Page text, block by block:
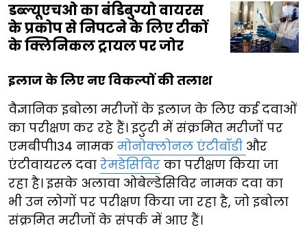
डब्ल्यूएचओ का बंडिबुग्यो वायरस
के प्रकोप से निपटने के लिए टीकों
के क्लिनिकल ट्रायल पर जोर
इलाज के लिए नए विकल्पों की तलाश
वैज्ञानिक इबोला मरीजों के इलाज के लिए कई दवाओं
का परीक्षण कर रहे हैं। इटुरी में संक्रमित मरीजों पर
एमबीपी134 नामक मोनोक्लोनल एंटीबॉडी और
एंटीवायरल दवा रेमडेसिविर का परीक्षण किया जा
रहा है। इसके अलावा ओबेल्डेसिविर नामक दवा का
भी उन लोगों पर परीक्षण किया जा रहा है, जो इबोला
संक्रमित मरीजों के संपर्क में आए हैं।